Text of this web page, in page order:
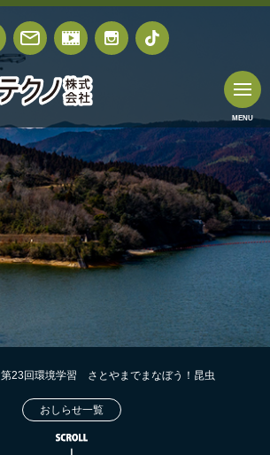
第23回環境学習 さとやまでまなぼう！昆虫
おしらせ一覧